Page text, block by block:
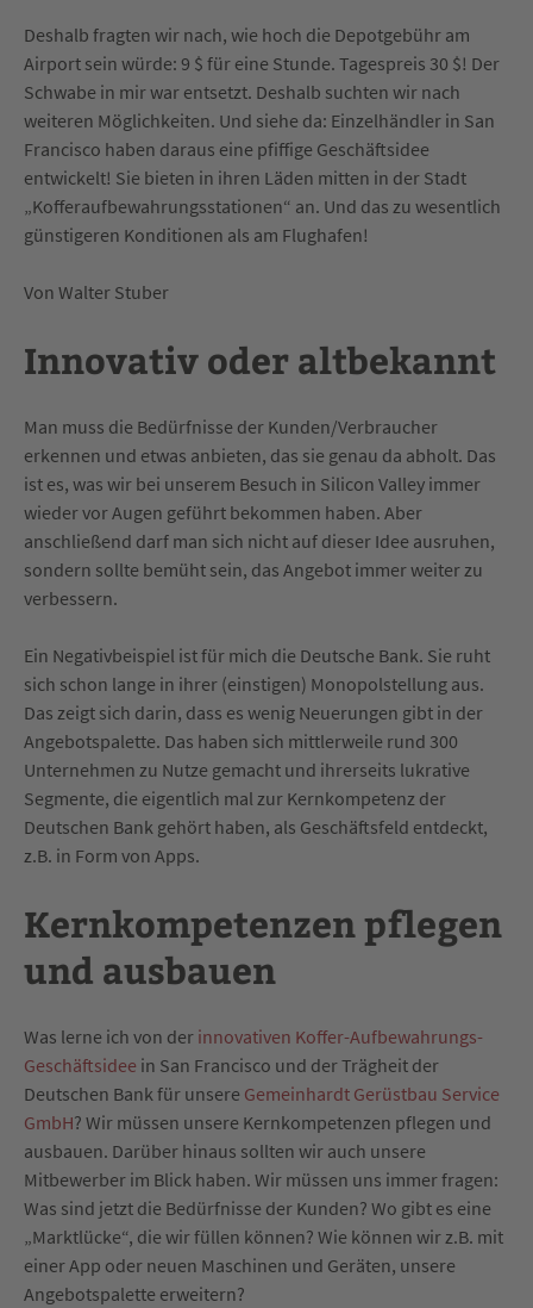
Deshalb fragten wir nach, wie hoch die Depotgebühr am
Airport sein würde: 9 $ für eine Stunde. Tagespreis 30 $! Der
Schwabe in mir war entsetzt. Deshalb suchten wir nach
weiteren Möglichkeiten. Und siehe da: Einzelhändler in San
Francisco haben daraus eine pfiffige Geschäftsidee
entwickelt! Sie bieten in ihren Läden mitten in der Stadt
„Kofferaufbewahrungsstationen“ an. Und das zu wesentlich
günstigeren Konditionen als am Flughafen!
Von Walter Stuber
Innovativ oder altbekannt
Man muss die Bedürfnisse der Kunden/Verbraucher
erkennen und etwas anbieten, das sie genau da abholt. Das
ist es, was wir bei unserem Besuch in Silicon Valley immer
wieder vor Augen geführt bekommen haben. Aber
anschließend darf man sich nicht auf dieser Idee ausruhen,
sondern sollte bemüht sein, das Angebot immer weiter zu
verbessern.
Ein Negativbeispiel ist für mich die Deutsche Bank. Sie ruht
sich schon lange in ihrer (einstigen) Monopolstellung aus.
Das zeigt sich darin, dass es wenig Neuerungen gibt in der
Angebotspalette. Das haben sich mittlerweile rund 300
Unternehmen zu Nutze gemacht und ihrerseits lukrative
Segmente, die eigentlich mal zur Kernkompetenz der
Deutschen Bank gehört haben, als Geschäftsfeld entdeckt,
z.B. in Form von Apps.
Kernkompetenzen pflegen
und ausbauen
Was lerne ich von der innovativen Koffer-Aufbewahrungs-
Geschäftsidee in San Francisco und der Trägheit der
Deutschen Bank für unsere Gemeinhardt Gerüstbau Service
GmbH? Wir müssen unsere Kernkompetenzen pflegen und
ausbauen. Darüber hinaus sollten wir auch unsere
Mitbewerber im Blick haben. Wir müssen uns immer fragen:
Was sind jetzt die Bedürfnisse der Kunden? Wo gibt es eine
„Marktlücke“, die wir füllen können? Wie können wir z.B. mit
einer App oder neuen Maschinen und Geräten, unsere
Angebotspalette erweitern?